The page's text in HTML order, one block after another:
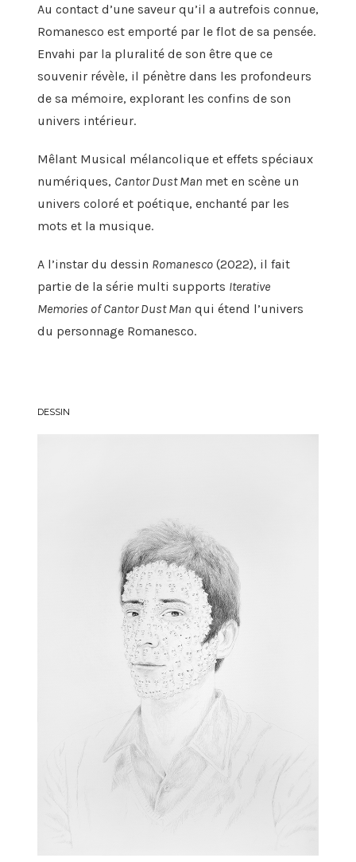
Au contact d’une saveur qu’il a autrefois connue,
Romanesco est emporté par le flot de sa pensée.
Envahi par la pluralité de son être que ce
souvenir révèle, il pénètre dans les profondeurs
de sa mémoire, explorant les confins de son
univers intérieur.
Mêlant Musical mélancolique et effets spéciaux
numériques, Cantor Dust Man met en scène un
univers coloré et poétique, enchanté par les
mots et la musique.
A l’instar du dessin Romanesco(2022), il fait
partie de la série multi supports Iterative
Memories of Cantor Dust Man qui étend l’univers
du personnage Romanesco.
DESSIN